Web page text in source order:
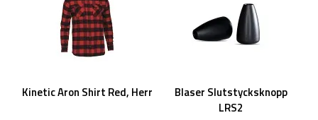
Kinetic Aron Shirt Red, Herr
Blaser Slutstycksknopp
LRS2